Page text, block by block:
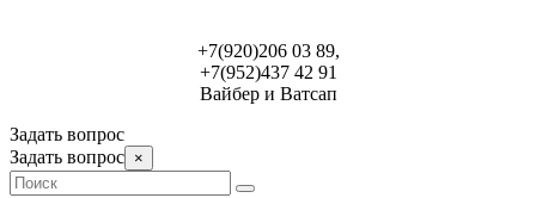
+7(920)206 03 89,
+7(952)437 42 91
Вайбер и Ватсап
Задать вопрос
Задать вопрос ×